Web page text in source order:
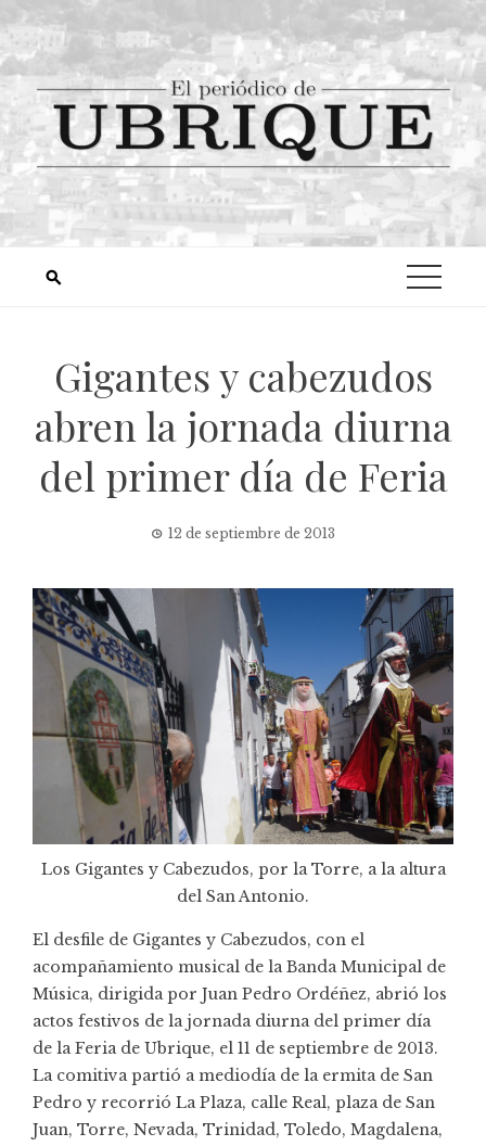
Gigantes y cabezudos
abren la jornada diurna
del primer día de Feria
12 de septiembre de 2013
Los Gigantes y Cabezudos, por la Torre, a la altura
del San Antonio.
El desfile de Gigantes y Cabezudos, con el
acompañamiento musical de la Banda Municipal de
Música, dirigida por Juan Pedro Ordéñez, abrió los
actos festivos de la jornada diurna del primer día
de la Feria de Ubrique, el 11 de septiembre de 2013.
La comitiva partió a mediodía de la ermita de San
Pedro y recorrió La Plaza, calle Real, plaza de San
Juan, Torre, Nevada, Trinidad, Toledo, Magdalena,